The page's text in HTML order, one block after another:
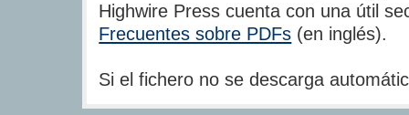
Highwire Press cuenta con una útil
Frecuentes sobre PDFs (en inglés).
Si el fichero no se descarga